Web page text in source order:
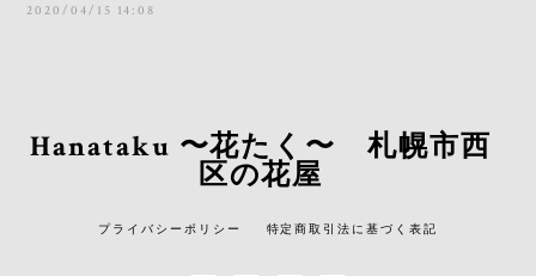
2020/04/15 14:08
Hanataku 〜花たく〜 札幌市西
区の花屋
プライバシーポリシー 特定商取引法に基づく表記